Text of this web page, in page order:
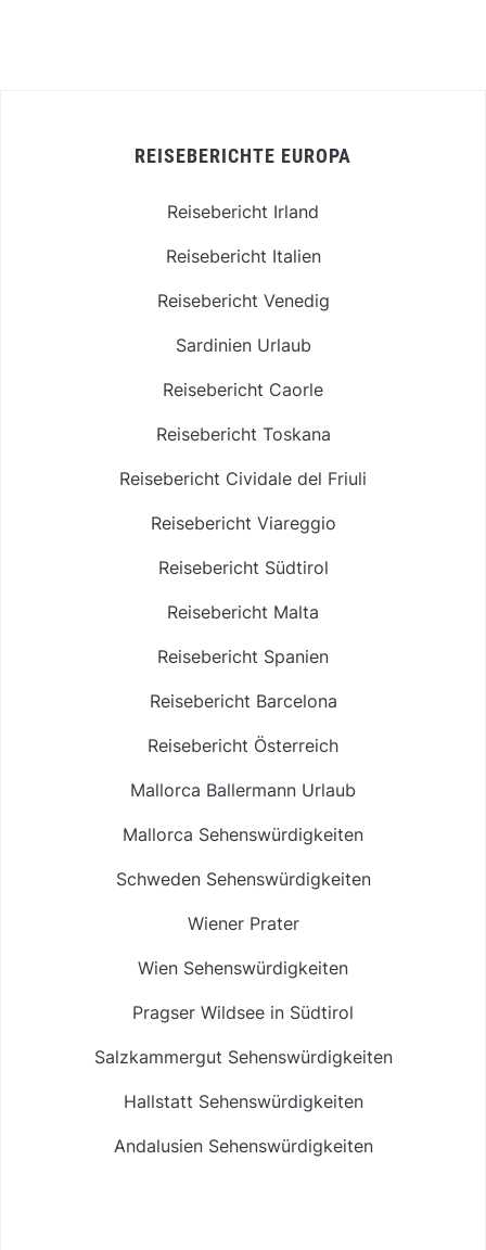
REISEBERICHTE EUROPA
Reisebericht Irland
Reisebericht Italien
Reisebericht Venedig
Sardinien Urlaub
Reisebericht Caorle
Reisebericht Toskana
Reisebericht Cividale del Friuli
Reisebericht Viareggio
Reisebericht Südtirol
Reisebericht Malta
Reisebericht Spanien
Reisebericht Barcelona
Reisebericht Österreich
Mallorca Ballermann Urlaub
Mallorca Sehenswürdigkeiten
Schweden Sehenswürdigkeiten
Wiener Prater
Wien Sehenswürdigkeiten
Pragser Wildsee in Südtirol
Salzkammergut Sehenswürdigkeiten
Hallstatt Sehenswürdigkeiten
Andalusien Sehenswürdigkeiten